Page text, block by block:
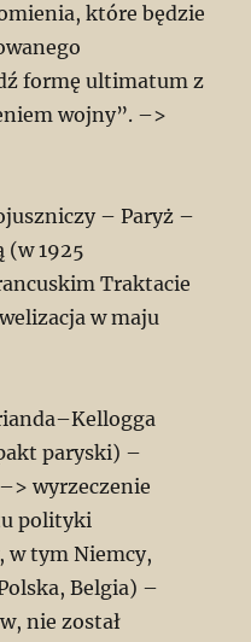
które będzie
formę ultimatum z
wojny”. –>
– Paryż –
(w 1925
Traktacie
w maju
paryski) –
wyrzeczenie
polityki
w tym Niemcy,
Belgia) –
nie został